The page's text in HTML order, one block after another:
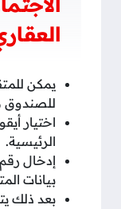
يمكن
للصندوق
اختيار
الرئيسية.
إدخال
بيانات
بعد ذلك